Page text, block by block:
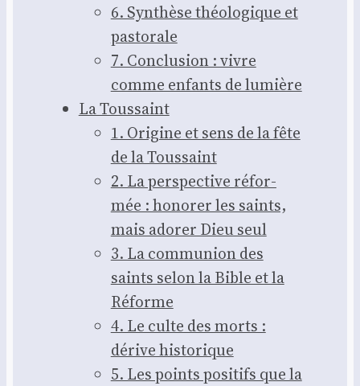
6. Syn­thèse théo­lo­gique et
pas­to­rale
7. Conclu­sion : vivre
comme enfants de lumière
La Tous­saint
1. Ori­gine et sens de la fête
de la Tous­saint
2. La pers­pec­tive réfor­
mée : hono­rer les saints,
mais ado­rer Dieu seul
3. La com­mu­nion des
saints selon la Bible et la
Réforme
4. Le culte des morts :
dérive his­to­rique
5. Les points posi­tifs que la